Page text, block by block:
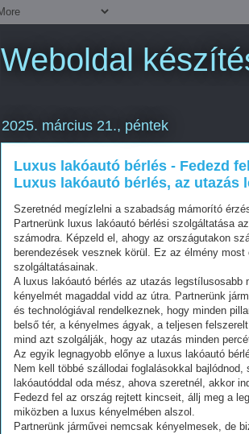
Weboldal
2025. március 21., péntek
Luxus lakóautó bérlés - Fedezd
Luxus lakóautó bérlés, az utazás
Szeretnéd megízlelni a szabadság mámorító
Partnerünk luxus lakóautó bérlési szolgáltatása
számodra. Képzeld el, ahogy az országutakon
berendezések vesznek körül. Ez az élmény
szolgáltatásainak.
A luxus lakóautó bérlés az utazás
kényelmét magaddal vidd az útra. Partnerünk
és technológiával rendelkeznek, hogy minden
belső tér, a kényelmes ágyak, a teljesen
mind azt szolgálják, hogy az utazás minden
Az egyik legnagyobb előnye a luxus lakóautó
Nem kell többé szállodai foglalásokkal
lakóautóddal oda mész, ahova szeretnél, akkor
Fedezd fel az ország rejtett kincseit, állj meg a
miközben a luxus kényelmében alszol.
Partnerünk járművei nemcsak kényelmesek, de